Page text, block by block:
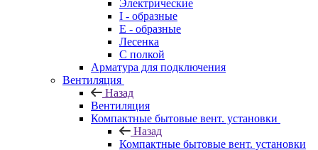
Электрические
I - образные
E - образные
Лесенка
С полкой
Арматура для подключения
Вентиляция
Назад
Вентиляция
Компактные бытовые вент. установки
Назад
Компактные бытовые вент. установки